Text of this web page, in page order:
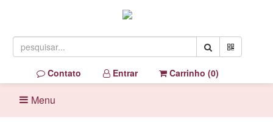
Contato Entrar Carrinho (0)
Menu